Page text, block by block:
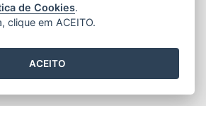
DE MEIO AMBIENTE (IEMA)
130 - Cariacica / ES
1360 / (27) 99299-8894 (Whatsapp)
de Cookies.
clique em ACEITO.
ACEITO